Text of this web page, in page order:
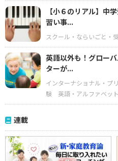
【小６のリアル】中
習い事...
スクール・ならいごと・
英語以外も！グロー
ターが...
インターナショナル・プ
験
英語・アルファベット
連載